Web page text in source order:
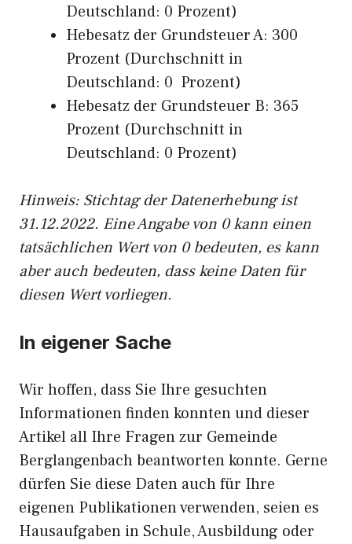
Deutschland: 0 Prozent)
Hebesatz der Grundsteuer A: 300
Prozent (Durchschnitt in
Deutschland: 0 Prozent)
Hebesatz der Grundsteuer B: 365
Prozent (Durchschnitt in
Deutschland: 0 Prozent)
Hinweis: Stichtag der Datenerhebung ist
31.12.2022. Eine Angabe von 0 kann einen
tatsächlichen Wert von 0 bedeuten, es kann
aber auch bedeuten, dass keine Daten für
diesen Wert vorliegen.
In eigener Sache
Wir hoffen, dass Sie Ihre gesuchten
Informationen finden konnten und dieser
Artikel all Ihre Fragen zur Gemeinde
Berglangenbach beantworten konnte. Gerne
dürfen Sie diese Daten auch für Ihre
eigenen Publikationen verwenden, seien es
Hausaufgaben in Schule, Ausbildung oder